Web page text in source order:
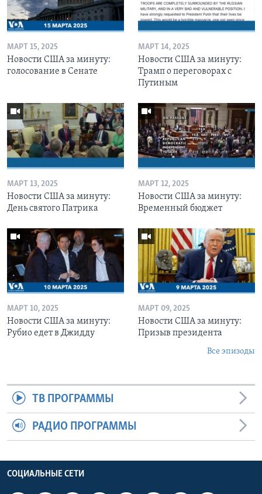
МАРТ 15, 2025
Новости США за минуту:
голосование в Сенате
МАРТ 14, 2025
Новости США за минуту:
Трамп о переговорах с
Путиным
МАРТ 13, 2025
Новости США за минуту:
День святого Патрика
МАРТ 12, 2025
Новости США за минуту:
Временный бюджет
МАРТ 10, 2025
Новости США за минуту:
Рубио едет в Джидду
МАРТ 09, 2025
Новости США за минуту:
Призыв президента
Все эпизоды
ТВ ПРОГРАММЫ
РАДИО ПРОГРАММЫ
СОЦИАЛЬНЫЕ СЕТИ